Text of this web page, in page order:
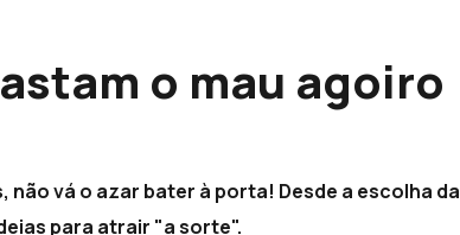
o mau agoiro
vá o azar bater à porta! Desde a escolha da
para atrair "a sorte".